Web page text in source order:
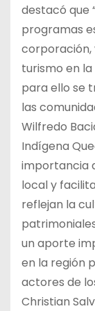
destacó que
programas
corporación,
turismo en
para ello se
las
Wilfredo
Indígena
importancia
local y
reflejan la
un aporte
en la región
actores de
Christian